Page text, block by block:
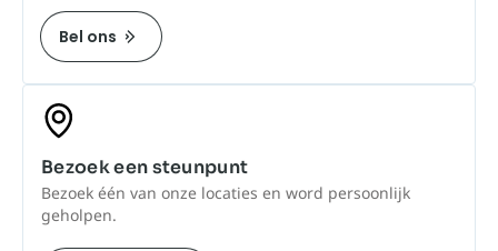
Bel ons
Bezoek een steunpunt
Bezoek één van onze locaties en word persoonlijk
geholpen.